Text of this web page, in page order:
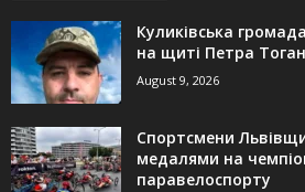
Куликівська
на щиті Петра
August 9, 2026
Спортсмени
медалями на
паравелоспорту